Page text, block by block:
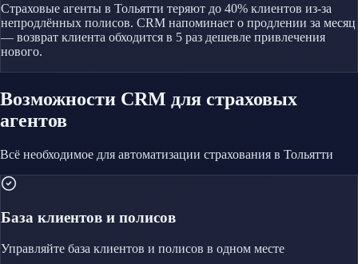
Страховые агенты в Тольятти теряют до 40% клиентов из-за
непродлённых полисов. CRM напоминает о продлении за месяц
— возврат клиента обходится в 5 раз дешевле привлечения
нового.
Возможности CRM для страховых
агентов
Всё необходимое для автоматизации страхования в Тольятти
База клиентов и полисов
Управляйте база клиентов и полисов в одном месте